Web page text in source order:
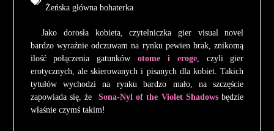
Żeńska główna bohaterka
Jako dorosła kobieta, czytelniczka gier visual novel
bardzo wyraźnie odczuwam na rynku pewien brak, znikomą
ilość połączenia gatunkówotome i eroge, czyli gier
erotycznych, ale skierowanych i pisanych dla kobiet. Takich
tytułów wychodzi na rynku bardzo mało, na szczęście
zapowiada się, że
Sona-Nyl of the Violet Shadowsbędzie
właśnie czymś takim!